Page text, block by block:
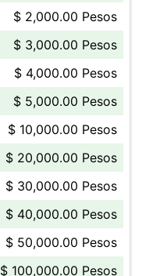
$ 2,000.00 Pesos
$ 3,000.00 Pesos
$ 4,000.00 Pesos
$ 5,000.00 Pesos
$ 10,000.00 Pesos
$ 20,000.00 Pesos
$ 30,000.00 Pesos
$ 40,000.00 Pesos
$ 50,000.00 Pesos
$ 100,000.00 Pesos